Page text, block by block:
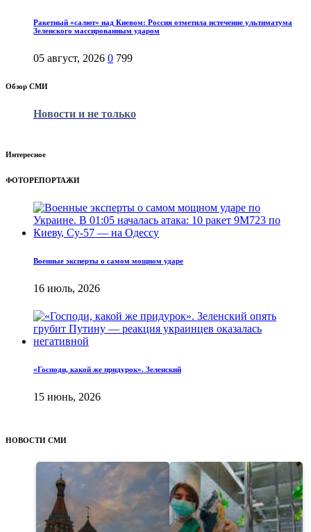
Ракетный «салют» над Киевом: Россия отметила истечение ультиматума
Зеленского массированным ударом
05 август, 2026 0 799
Обзор СМИ
Новости и не только
Интересное
ФОТОРЕПОРТАЖИ
Военные эксперты о самом мощном ударе
16 июль, 2026
«Господи, какой же придурок». Зеленский
15 июнь, 2026
НОВОСТИ СМИ